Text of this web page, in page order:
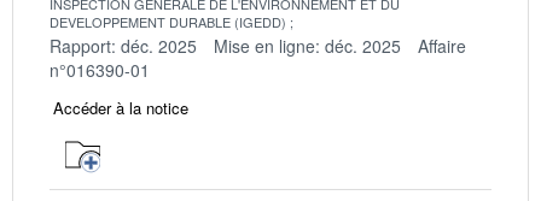
DEVELOPPEMENT DURABLE (IGEDD)
Rapport: déc. 2025 Mise en ligne: déc. 2025
Affaire
n°016390-01
Accéder à la notice